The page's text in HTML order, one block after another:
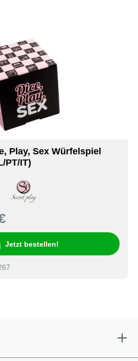
Play, Sex Würfelspiel
PT/IT)
Jetzt bestellen!